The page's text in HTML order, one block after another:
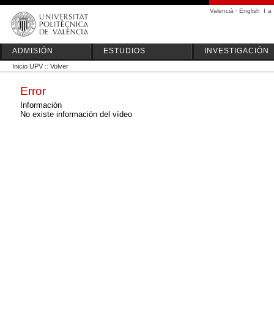
Valencià · English I a
ADMISIÓN ESTUDIOS INVESTIGACIÓN
Inicio UPV :: Volver
Error
Información
No existe información del vídeo